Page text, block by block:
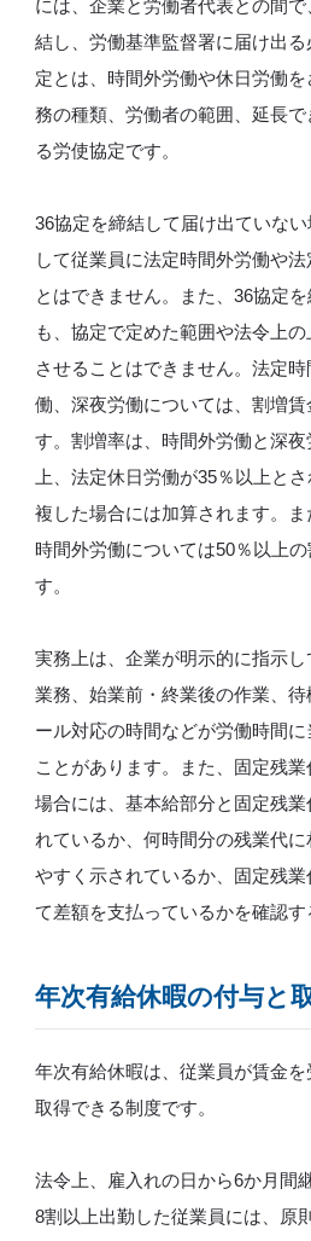
には、企業と労働者代表との間
結し、労働基準監督署に届け出
定とは、時間外労働や休日労働
務の種類、労働者の範囲、延長
る労使協定です。
36協定を締結して届け出ていな
して従業員に法定時間外労働や
とはできません。また、36協定
も、協定で定めた範囲や法令上
させることはできません。法定
働、深夜労働については、割増
す。割増率は、時間外労働と深
上、法定休日労働が35％以上と
複した場合には加算されます。
時間外労働については50％以上
す。
実務上は、企業が明示的に指示
業務、始業前・終業後の作業、
ール対応の時間などが労働時間
ことがあります。また、固定残
場合には、基本給部分と固定残
れているか、何時間分の残業代
やすく示されているか、固定残
て差額を支払っているかを確認す
年次有給休暇の付与と
年次有給休暇は、従業員が賃金
取得できる制度です。
法令上、雇入れの日から6か月間
8割以上出勤した従業員には、原